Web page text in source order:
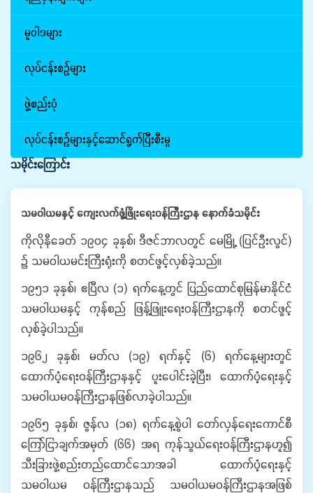
မူဝါဒများ
လုပ်ငန်းစဉ်များ
ဖွဲ့စည်းပုံ
လုပ်ငန်းစဉ်များနှင့်ဆောင်ရွက်ပြီးစီးမှု
သမိုင်းကြောင်း
သမဝါယမနှင့် ကျေးလက်ဖွံ့ဖြိုးရေးဝန်ကြီးဌာန နောက်ခံသမိုင်း
ကိုလိုနီခေတ် ၁၉၀၄ ခုနှစ်၊ ဒီဇင်ဘာလတွင် မေမြို့ (ပြင်ဦးလွင်)
၌ သမဝါယမင်းကြီးရုံးကို စတင်ဖွင့်လှစ်ခဲ့သည်။
၁၉၅၁ ခုနှစ်၊ ဧပြီလ (၁) ရက်နေ့တွင် ပြည်ထောင်စုမြန်မာနိုင်ငံ
သမဝါယမနှင့် ကုန်စည် ဖြန့်ဖြူးရေးဝန်ကြီးဌာနကို စတင်ဖွင့်
လှစ်ခဲ့ပါသည်။
၁၉၆၂ ခုနှစ်၊ မတ်လ (၁၉) ရက်နှင့် (၆) ရက်နေ့များတွင်
ထောက်ပံ့ရေးဝန်ကြီးဌာနနှင့် ပူးပေါင်းခဲ့ပြီး၊ ထောက်ပံ့ရေးနှင့်
သမဝါယမဝန်ကြီးဌာနဖြစ်လာခဲ့ပါသည်။
၁၉၆၅ ခုနှစ်၊ ဇွန်လ (၁၈) ရက်နေ့စွဲပါ တော်လှန်ရေးကောင်စီ
ကြော်ငြာချက်အမှတ် (၆၆) အရ ကုန်သွယ်ရေးဝန်ကြီးဌာနဟူ၍
သီးခြားဖွဲ့စည်းတည်ထောင်သောအခါ ထောက်ပံ့ရေးနှင့်
သမဝါယမ ဝန်ကြီးဌာနသည် သမဝါယမဝန်ကြီးဌာနအဖြစ်